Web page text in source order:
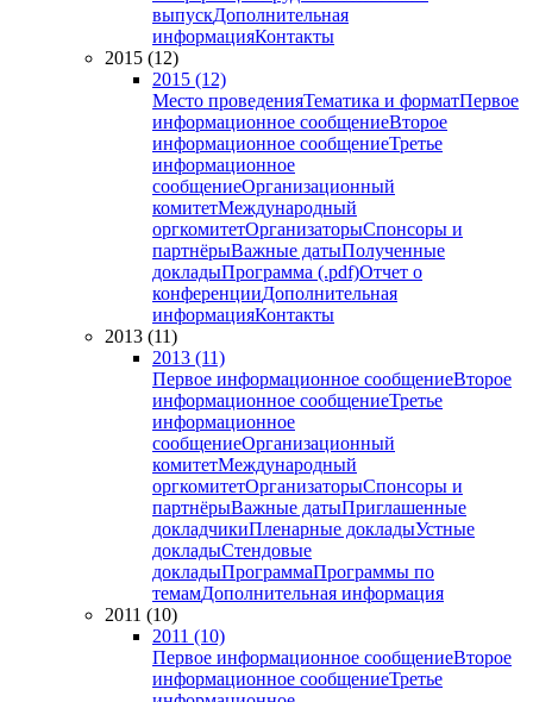
выпускДополнительная
информацияКонтакты
2015 (12)
2015 (12)
Место проведенияТематика и форматПервое
информационное сообщениеВторое
информационное сообщениеТретье
информационное
сообщениеОрганизационный
комитетМеждународный
оргкомитетОрганизаторыСпонсоры и
партнёрыВажные датыПолученные
докладыПрограмма (.pdf)Отчет о
конференцииДополнительная
информацияКонтакты
2013 (11)
2013 (11)
Первое информационное сообщениеВторое
информационное сообщениеТретье
информационное
сообщениеОрганизационный
комитетМеждународный
оргкомитетОрганизаторыСпонсоры и
партнёрыВажные датыПриглашенные
докладчикиПленарные докладыУстные
докладыСтендовые
докладыПрограммаПрограммы по
темамДополнительная информация
2011 (10)
2011 (10)
Первое информационное сообщениеВторое
информационное сообщениеТретье